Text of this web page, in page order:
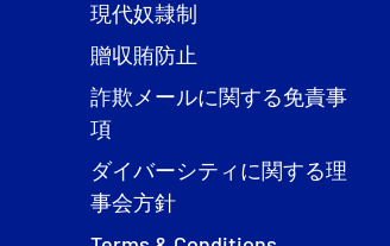
現代奴隷制
贈収賄防止
詐欺メールに関する免責事
項
ダイバーシティに関する理
事会方針